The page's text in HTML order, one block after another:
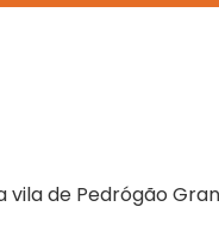
de Pedrógão